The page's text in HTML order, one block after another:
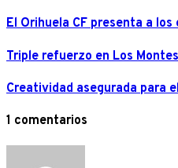
El Orihuela CF presenta a
Triple refuerzo en Los
Creatividad asegurada para
1 comentarios